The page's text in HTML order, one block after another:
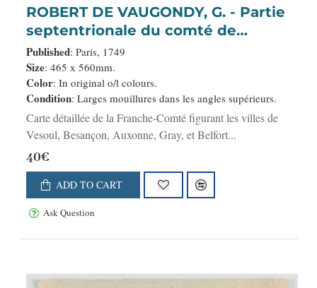
ROBERT DE VAUGONDY, G. - Partie
septentrionale du comté de
Bourgogne ou Franche-Comté. . .
Published: Paris, 1749
Size: 465 x 560mm.
Color: In original o/l colours.
Condition: Larges mouillures dans les angles supérieurs.
Carte détaillée de la Franche-Comté figurant les villes de
Vesoul, Besançon, Auxonne, Gray, et Belfort...
40€
ADD TO CART
Ask Question